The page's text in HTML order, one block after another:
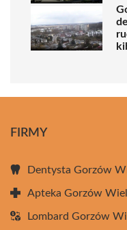
FIRMY
Dentysta Gorzów
Apteka Gorzów
Lombard Gorzów